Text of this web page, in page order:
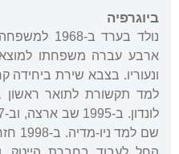
ביוגרפיה
נולד בערד
ארבע עברה משפחתו למוצא
למד תקשורת לתואר ראשון